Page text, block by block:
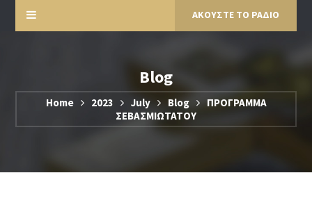
ΑΚΟΥΣΤΕ ΤΟ ΡΑΔΙΟ
Blog
Home 2023 July Blog
ΠΡΟΓΡΑΜΜΑ
ΣΕΒΑΣΜΙΩΤΑΤΟΥ